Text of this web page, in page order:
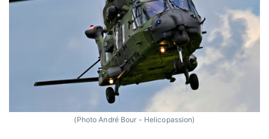
(Photo André Bour - Helicopassion)